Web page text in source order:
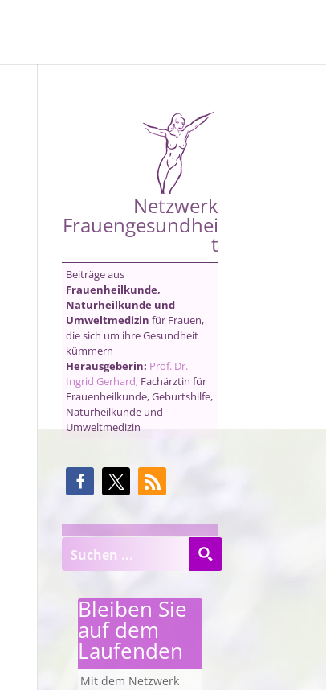
Netzwerk
Frauengesundhei
t
Beiträge aus
Frauenheilkunde,
Naturheilkunde und
Umweltmedizin für Frauen,
die sich um ihre Gesundheit
kümmern
Herausgeberin: Prof. Dr.
Ingrid Gerhard, Fachärztin für
Frauenheilkunde, Geburtshilfe,
Naturheilkunde und
Umweltmedizin
Bleiben Sie
auf dem
Laufenden
Mit dem Netzwerk